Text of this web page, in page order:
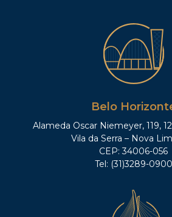
Belo
Alameda Oscar Niemeyer, 119,
Vila da Serra – Nova
CEP: 34006-056
Tel: (31)3289-0900